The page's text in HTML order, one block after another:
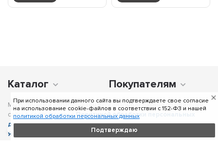
При использовании данного сайта вы подтверждаете свое согласие
на использование cookie-файлов в соответствии c 152-ФЗ и нашей
политикой обработки персональных данных
Подтверждаю
Каталог Покупателям
Мы получаем и обрабатываем персональные данные посетителей
сайта в соответствии с Политикой обработки персональных
данных, в том числе с использованием сервиса аналитики
Яндекс.Метрика
. Отправка персональных данных с помощью